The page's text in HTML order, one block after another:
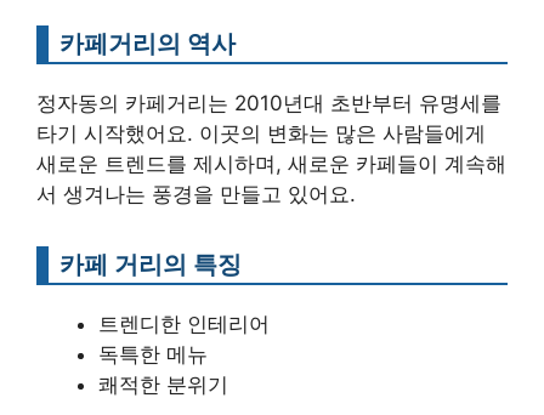
카페거리의 역사
정자동의 카페거리는 2010년대 초반부터 유명세를
타기 시작했어요. 이곳의 변화는 많은 사람들에게
새로운 트렌드를 제시하며, 새로운 카페들이 계속해
서 생겨나는 풍경을 만들고 있어요.
카페 거리의 특징
트렌디한 인테리어
독특한 메뉴
쾌적한 분위기